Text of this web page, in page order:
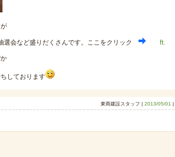
選会など盛りだくさんです。ここをクリック ft.
しております
東商建設スタッフ | 2013/05/01 |